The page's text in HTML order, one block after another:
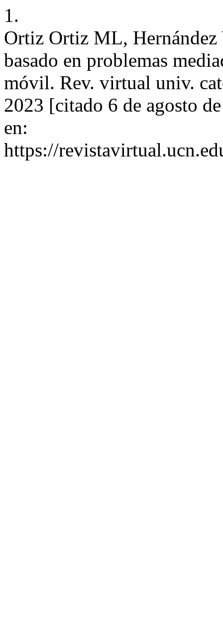
1.
Ortiz Ortiz ML,
basado en problemas
móvil. Rev. virtual univ.
2023 [citado 6 de agosto
en:
https://